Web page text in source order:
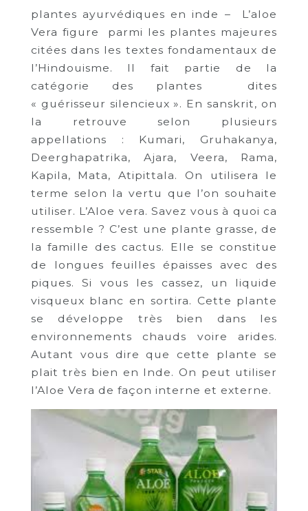
plantes ayurvédiques en inde – L’aloe
Vera figure parmi les plantes majeures
citées dans les textes fondamentaux de
l’Hindouisme. Il fait partie de la
catégorie des plantes dites
« guérisseur silencieux ». En sanskrit, on
la retrouve selon plusieurs
appellations : Kumari, Gruhakanya,
Deerghapatrika, Ajara, Veera, Rama,
Kapila, Mata, Atipittala. On utilisera le
terme selon la vertu que l’on souhaite
utiliser. L’Aloe vera. Savez vous à quoi ca
ressemble ? C’est une plante grasse, de
la famille des cactus. Elle se constitue
de longues feuilles épaisses avec des
piques. Si vous les cassez, un liquide
visqueux blanc en sortira. Cette plante
se développe très bien dans les
environnements chauds voire arides.
Autant vous dire que cette plante se
plait très bien en Inde. On peut utiliser
l’Aloe Vera de façon interne et externe.